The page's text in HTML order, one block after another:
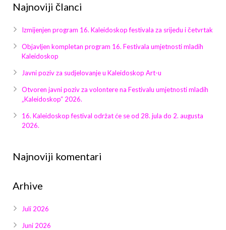
Najnoviji članci
Izmijenjen program 16. Kaleidoskop festivala za srijedu i četvrtak
Objavljen kompletan program 16. Festivala umjetnosti mladih
Kaleidoskop
Javni poziv za sudjelovanje u Kaleidoskop Art-u
Otvoren javni poziv za volontere na Festivalu umjetnosti mladih
„Kaleidoskop“ 2026.
16. Kaleidoskop festival održat će se od 28. jula do 2. augusta
2026.
Najnoviji komentari
Arhive
Juli 2026
Juni 2026